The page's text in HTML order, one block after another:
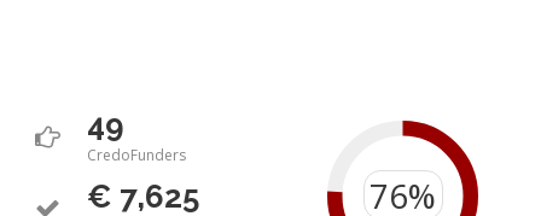
49
CredoFunders
€ 7,625